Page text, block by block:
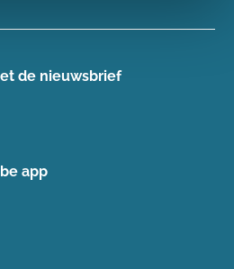
de nieuwsbrief
app